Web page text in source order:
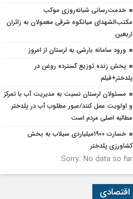
خدمت‌رسانی شبانه‌روزی موکب
مکتب‌الشهدای میانکوه شرقی معمولان به زائران
اربعین
ورود سامانه بارشی به لرستان از امروز
پخش زنده توزیع گسترده روغن در
پلدختر+فیلم
مسئولان لرستان نسبت به مدیریت آب با تمرکز
و اولویت عمل کنند/عبور مطلوب آب در پلدختر
مطالبه اصلی مردم است
خسارت ۱۹۰۰میلیاردی سیلاب به بخش
کشاورزی پلدختر
Sorry. No data so far.
اقتصادی